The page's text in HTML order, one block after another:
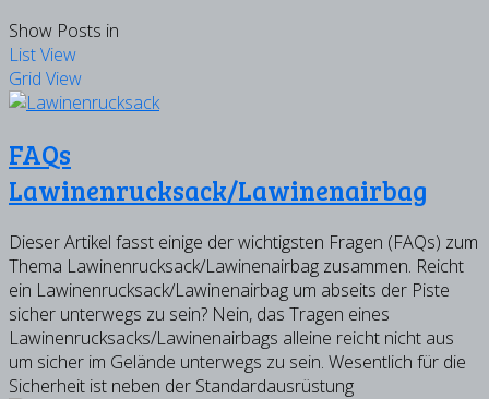
Show Posts in
List View
Grid View
FAQs
Lawinenrucksack/Lawinenairbag
Dieser Artikel fasst einige der wichtigsten Fragen (FAQs) zum
Thema Lawinenrucksack/Lawinenairbag zusammen. Reicht
ein Lawinenrucksack/Lawinenairbag um abseits der Piste
sicher unterwegs zu sein? Nein, das Tragen eines
Lawinenrucksacks/Lawinenairbags alleine reicht nicht aus
um sicher im Gelände unterwegs zu sein. Wesentlich für die
Sicherheit ist neben der Standardausrüstung